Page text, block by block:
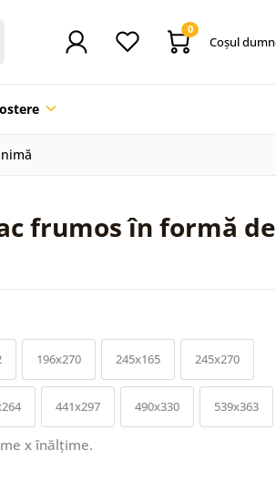
0
Coşul
frumos în formă de
196x270 245x165 245x270
441x297 490x330 539x363
x înălțime.